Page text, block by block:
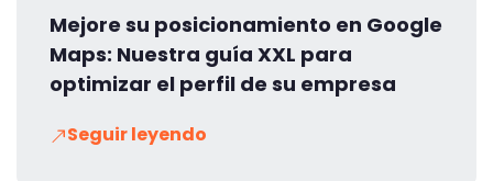
Mejore su posicionamiento en Google
Maps: Nuestra guía XXL para
optimizar el perfil de su empresa
Seguir leyendo